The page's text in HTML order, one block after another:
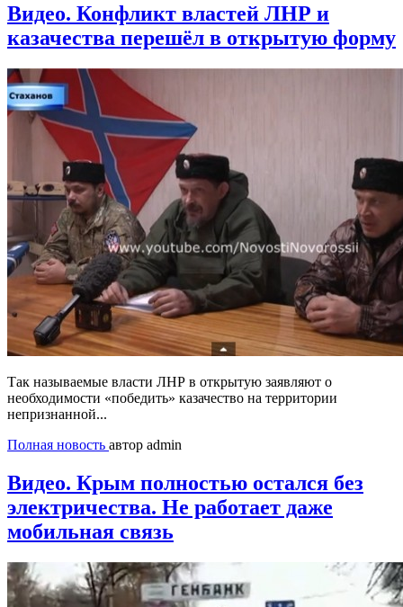
Видео. Конфликт властей ЛНР и
казачества перешёл в открытую форму
Так называемые власти ЛНР в открытую заявляют о
необходимости «победить» казачество на территории
непризнанной...
Полная новость автор admin
Видео. Крым полностью остался без
электричества. Не работает даже
мобильная связь